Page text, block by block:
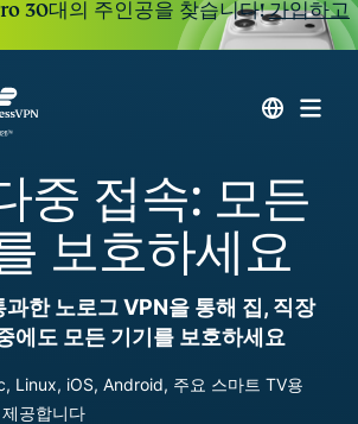
30대의 주인공을 찾습니다!가입하고
중 접속: 모든
보호하세요
과한 노로그 VPN을 통해 집, 직장
에도 모든 기기를 보호하세요
Linux, iOS, Android, 주요 스마트 TV용
공합니다